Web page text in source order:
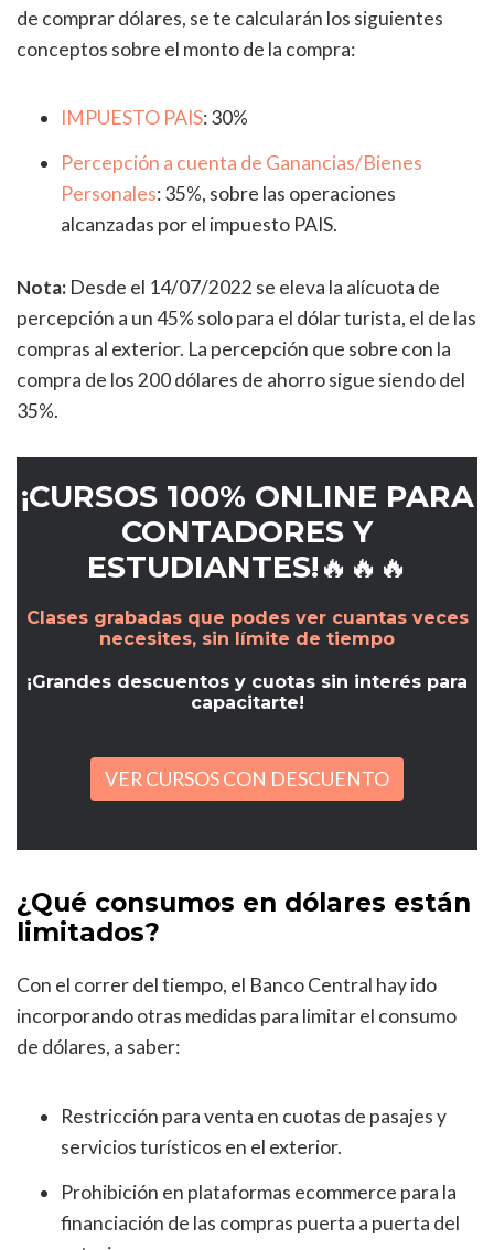
de comprar dólares, se te calcularán los siguientes
conceptos sobre el monto de la compra:
IMPUESTO PAIS: 30%
Percepción a cuenta de Ganancias/Bienes
Personales: 35%, sobre las operaciones
alcanzadas por el impuesto PAIS.
Nota: Desde el 14/07/2022 se eleva la alícuota de
percepción a un 45% solo para el dólar turista, el de las
compras al exterior. La percepción que sobre con la
compra de los 200 dólares de ahorro sigue siendo del
35%.
¡CURSOS 100% ONLINE PARA
CONTADORES Y
ESTUDIANTES!🔥🔥🔥
Clases grabadas que podes ver cuantas veces
necesites, sin límite de tiempo
¡Grandes descuentos y cuotas sin interés para
capacitarte!
VER CURSOS CON DESCUENTO
¿Qué consumos en dólares están
limitados?
Con el correr del tiempo, el Banco Central hay ido
incorporando otras medidas para limitar el consumo
de dólares, a saber:
Restricción para venta en cuotas de pasajes y
servicios turísticos en el exterior.
Prohibición en plataformas ecommerce para la
financiación de las compras puerta a puerta del